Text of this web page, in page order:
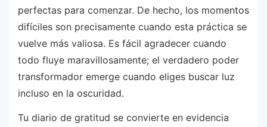
perfectas para comenzar. De hecho, los momentos
difíciles son precisamente cuando esta práctica se
vuelve más valiosa. Es fácil agradecer cuando
todo fluye maravillosamente; el verdadero poder
transformador emerge cuando eliges buscar luz
incluso en la oscuridad.
Tu diario de gratitud se convierte en evidencia